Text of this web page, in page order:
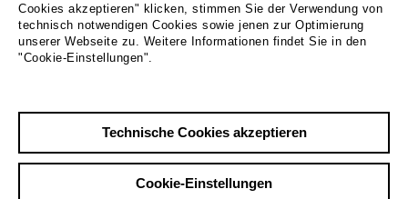
Filter zurücksetzen
Cookies akzeptieren" klicken, stimmen Sie der Verwendung von
technisch notwendigen Cookies sowie jenen zur Optimierung
unserer Webseite zu. Weitere Informationen findet Sie in den
"Cookie-Einstellungen".
Technische Cookies akzeptieren
Cookie-Einstellungen